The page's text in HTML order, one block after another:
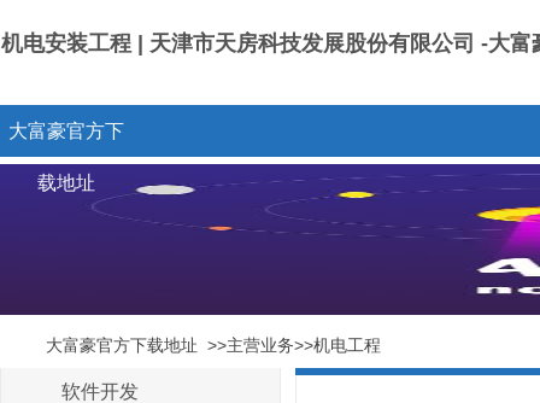
机电安装工程 | 天津市天房科技发展股份有限公司 -大富
大富豪官方下
载地址
大富豪官方下载地址 >>主营业务>>机电工程
软件开发